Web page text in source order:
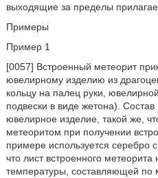
выходящие за пределы
Примеры
Пример 1
[0057] Встроенный метеорит
ювелирному изделию из
кольцу на палец руки,
подвески в виде жетона).
ювелирное изделие, такой же,
метеоритом при получении
примере используется серебро
что лист встроенного
температуры, составляющей